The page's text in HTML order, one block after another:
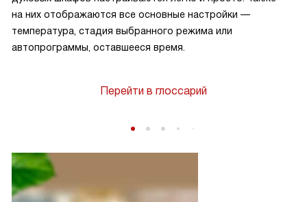
на них отображаются все основные настройки —
температура, стадия выбранного режима или
автопрограммы, оставшееся время.
Перейти в глоссарий